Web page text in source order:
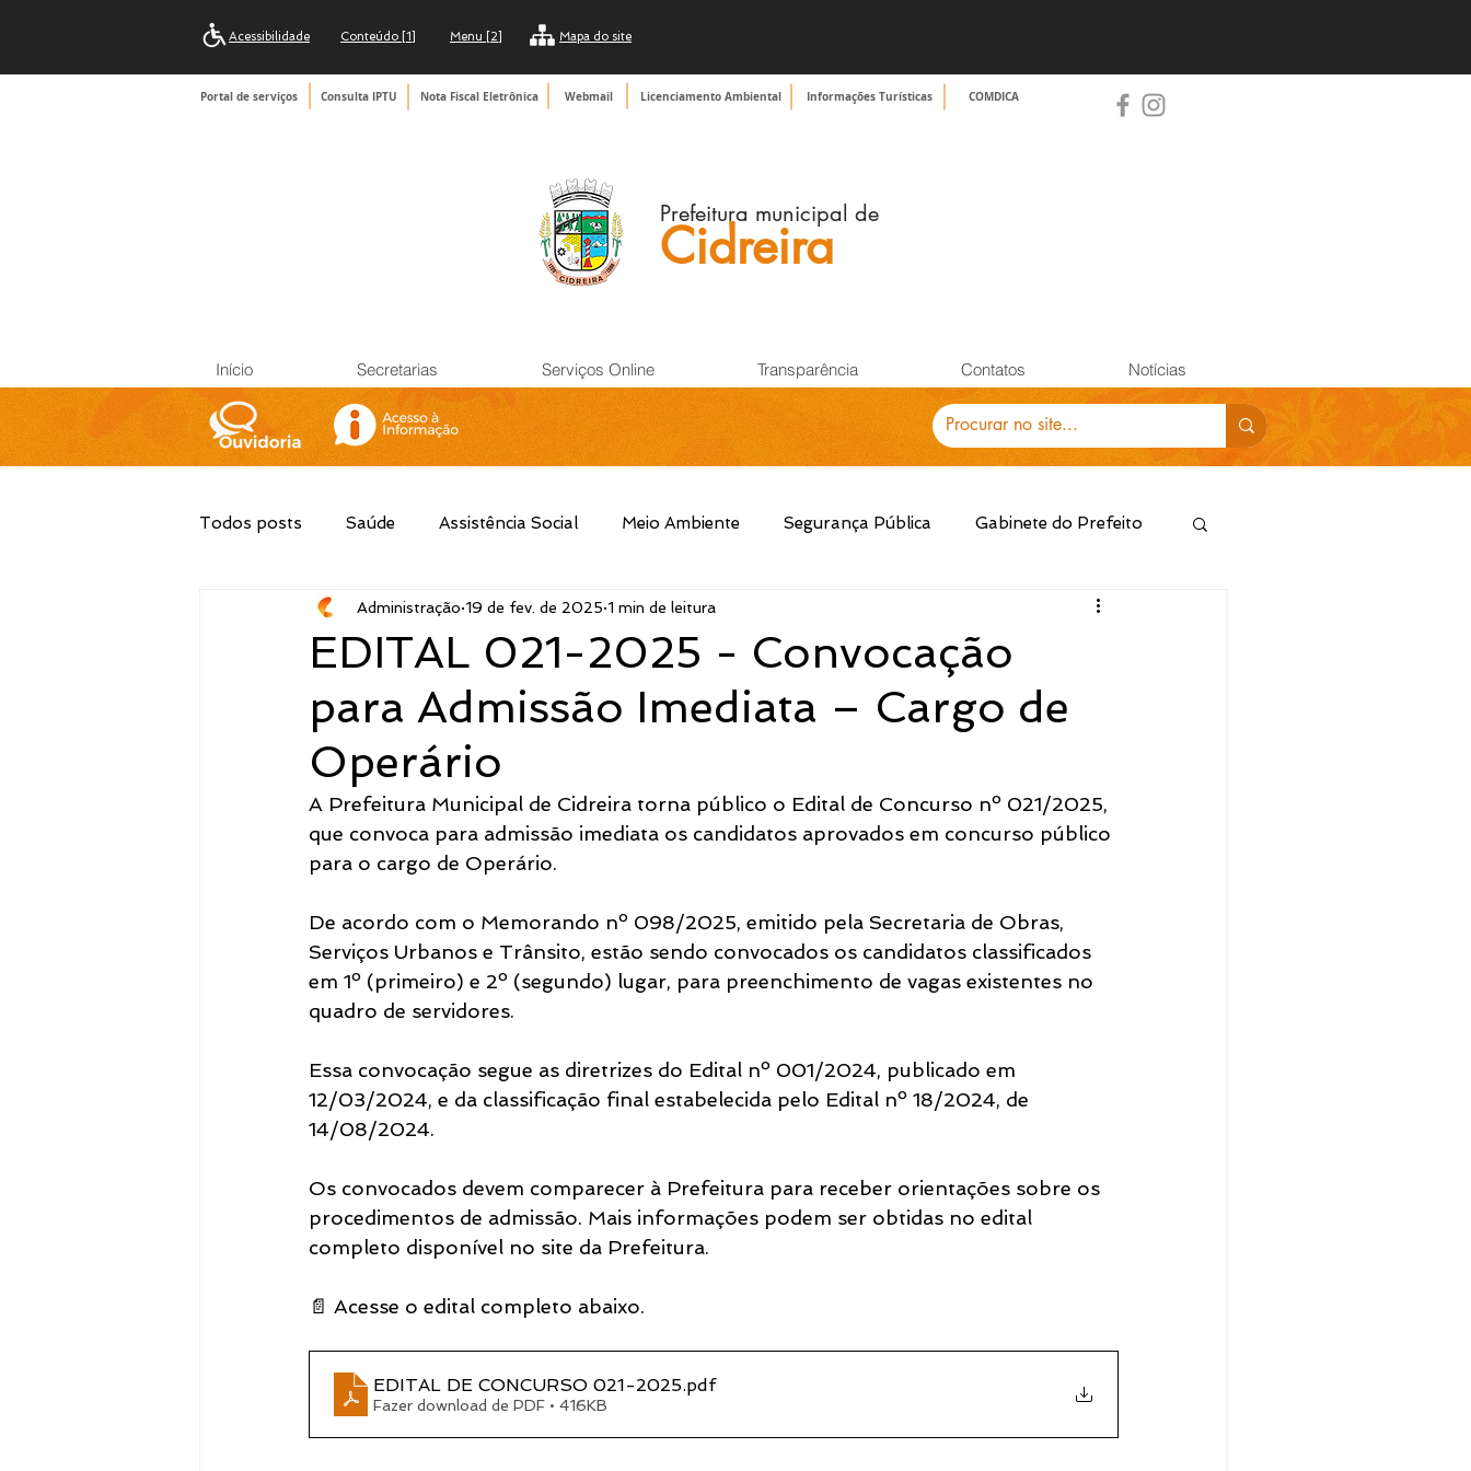
Acessibilidade Conteúdo [1] Menu [2] Mapa do site
Portal de serviços Consulta IPTU Nota Fiscal Eletrônica Webmail Licenciamento Ambiental Informações Turísticas COMDICA
Prefeitura municipal de
Cidreira
Início Secretarias Serviços Online Transparência Contatos Notícias
Todos posts Saúde Assistência Social Meio Ambiente Segurança Pública Gabinete do Prefeito
Secretaria de Obras IPTU Educação Cultura
Procuradoria Jurídica Corsan Nota Secretaria da Fazenda Procuradoria Municipal de Cidreira
Secretaria do Turismo e Desporto de
Administração Concurso Público
Meio Ambiente, Pesca e Agricultura CRAS Secretaria de Turismo e Desporto CONSELHO RPPS
EDITAL 021-2025 - Convocação
para Admissão Imediata – Cargo de
Operário
Administração 19 de fev. de 2025 1 min de leitura
A Prefeitura Municipal de Cidreira torna público o Edital de Concurso nº 021/2025,
que convoca para admissão imediata os candidatos aprovados em concurso público
para o cargo de Operário.
De acordo com o Memorando nº 098/2025, emitido pela Secretaria de Obras,
Serviços Urbanos e Trânsito, estão sendo convocados os candidatos classificados
em 1º (primeiro) e 2º (segundo) lugar, para preenchimento de vagas existentes no
quadro de servidores.
Essa convocação segue as diretrizes do Edital nº 001/2024, publicado em
12/03/2024, e da classificação final estabelecida pelo Edital nº 18/2024, de
14/08/2024.
Os convocados devem comparecer à Prefeitura para receber orientações sobre os
procedimentos de admissão. Mais informações podem ser obtidas no edital
completo disponível no site da Prefeitura.
📄 Acesse o edital completo abaixo.
EDITAL DE CONCURSO 021-2025.pdf
Fazer download de PDF • 416KB